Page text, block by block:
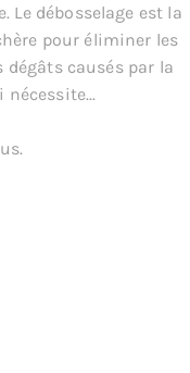
débosselage est la
pour éliminer les
dégâts causés par la